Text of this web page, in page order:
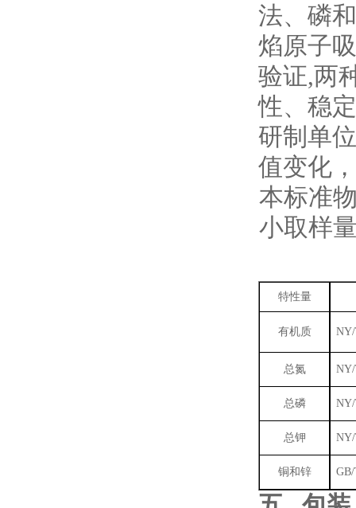
法、 磷
焰原子
验证,两
性、稳
研制单
值变化
本标准
小取样
特性量
有机质 NY/
总氮 NY/
总磷 NY/
总钾 NY/
铜和锌